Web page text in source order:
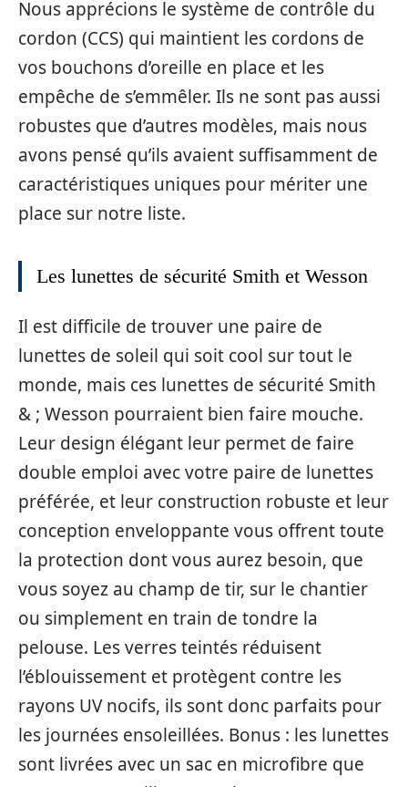
Nous apprécions le système de contrôle du
cordon (CCS) qui maintient les cordons de
vos bouchons d’oreille en place et les
empêche de s’emmêler. Ils ne sont pas aussi
robustes que d’autres modèles, mais nous
avons pensé qu’ils avaient suffisamment de
caractéristiques uniques pour mériter une
place sur notre liste.
Les lunettes de sécurité Smith et Wesson
Il est difficile de trouver une paire de
lunettes de soleil qui soit cool sur tout le
monde, mais ces lunettes de sécurité Smith
& ; Wesson pourraient bien faire mouche.
Leur design élégant leur permet de faire
double emploi avec votre paire de lunettes
préférée, et leur construction robuste et leur
conception enveloppante vous offrent toute
la protection dont vous aurez besoin, que
vous soyez au champ de tir, sur le chantier
ou simplement en train de tondre la
pelouse. Les verres teintés réduisent
l’éblouissement et protègent contre les
rayons UV nocifs, ils sont donc parfaits pour
les journées ensoleillées. Bonus : les lunettes
sont livrées avec un sac en microfibre que